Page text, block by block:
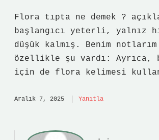
Flora tıpta ne demek ?
başlangıcı yeterli, yalnız
düşük kalmış. Benim notlarım
özellikle şu vardı: Ayrıca,
için de flora kelimesi
Aralık 7, 2025 Yanıtla